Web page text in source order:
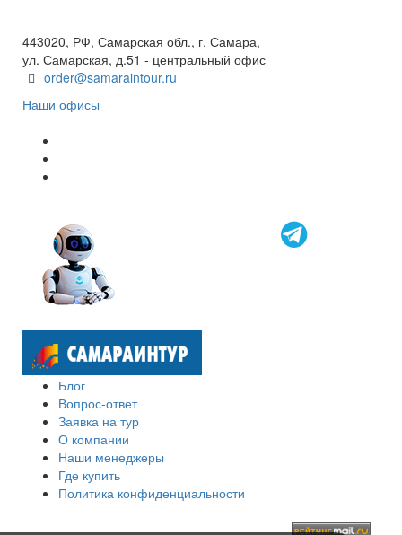
443020, РФ, Самарская обл., г. Самара,
ул. Самарская, д.51 - центральный офис
order@samaraintour.ru
Наши офисы
Блог
Вопрос-ответ
Заявка на тур
О компании
Наши менеджеры
Где купить
Политика конфиденциальности